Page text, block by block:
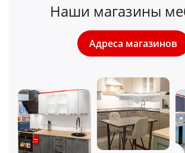
Наши магазины
Адреса магазинов